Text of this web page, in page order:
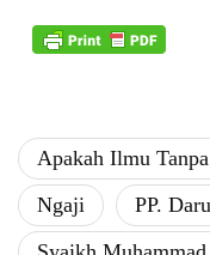
Apakah Ilmu
Ngaji
PP.